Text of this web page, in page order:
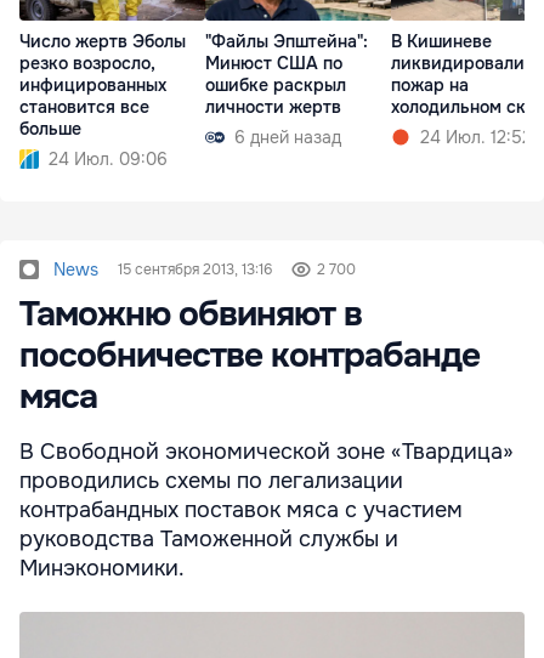
Число жертв Эболы
резко возросло,
инфицированных
становится все
больше
24 Июл. 09:06
"Файлы Эпштейна":
Минюст США по
ошибке раскрыл
личности жертв
6 дней назад
В Кишиневе
ликвидировали
пожар на
холодильном
24 Июл. 12:52
News 15 сентября 2013, 13:16 2 700
Таможню обвиняют в
пособничестве контрабанде
мяса
В Свободной экономической зоне «Твардица»
проводились схемы по легализации
контрабандных поставок мяса с участием
руководства Таможенной службы и
Минэкономики.